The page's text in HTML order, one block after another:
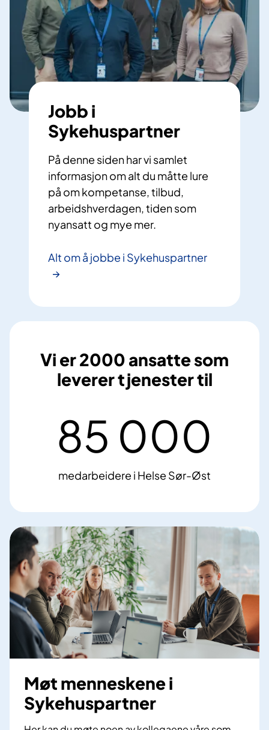
Jobb i
Sykehuspartner
På denne siden har vi samlet
informasjon om alt du måtte lure
på om kompetanse, tilbud,
arbeidshverdagen, tiden som
nyansatt og mye mer.
Alt om å jobbe i Sykehuspartner
Vi er 2000 ansatte som
leverer tjenester til
8
0
85 000
medarbeidere i Helse Sør-Øst
Møt menneskene i
Sykehuspartner